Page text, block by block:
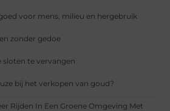
voor mens, milieu en hergebruik
zonder gedoe
sloten te vervangen
bij het verkopen van goud?
Rijden In Een Groene Omgeving Met